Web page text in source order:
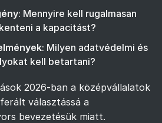
: Mennyire kell rugalmasan
a kapacitást?
: Milyen adatvédelmi és
kell betartani?
2026-ban a középvállalatok
választássá a
bevezetésük miatt.